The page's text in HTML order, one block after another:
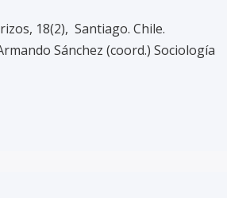
18(2), Santiago. Chile.
Sánchez (coord.) Sociología